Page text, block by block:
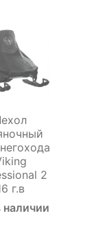
2
г.в
наличии